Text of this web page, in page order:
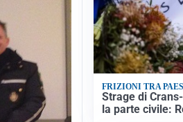
FRIZIONI TRA
Strage di
la parte civile: